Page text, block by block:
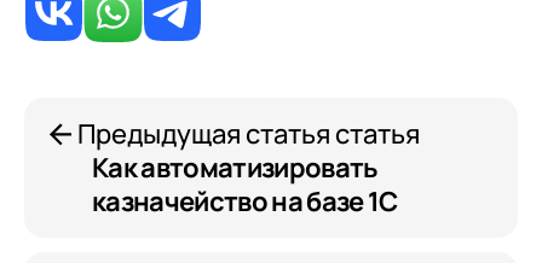
Предыдущая статья статья
Как автоматизировать
казначейство на базе 1С